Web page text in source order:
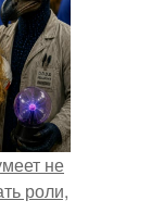
не
роли,